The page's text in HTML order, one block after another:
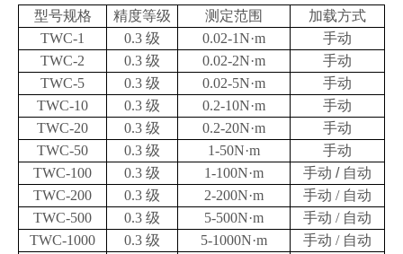
型号规格 精度等级 测定范围
加载方式
TWC-1
0.3 级 0.02-1N·m
手动
TWC-2
0.3 级 0.02-2N·m
手动
TWC-5
0.3 级 0.02-5N·m
手动
TWC-10
0.3 级 0.2-10N·m
手动
TWC-20
0.3 级 0.2-20N·m
手动
TWC-50
0.3 级 1-50N·m
手动
TWC-100
0.3 级 1-100N·m 手动 / 自动
TWC-200
0.3 级 2-200N·m 手动 / 自动
TWC-500
0.3 级 5-500N·m 手动 / 自动
TWC-1000
0.3 级 5-1000N·m 手动 / 自动